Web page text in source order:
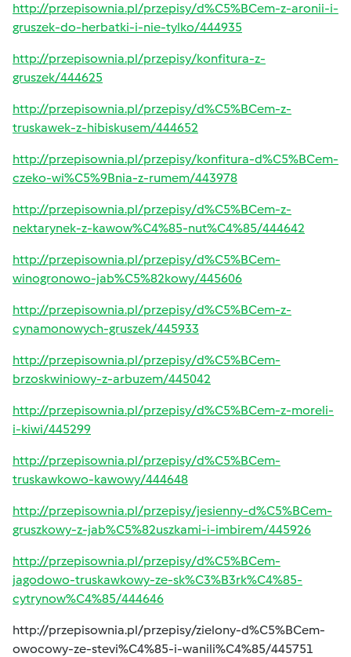
http://przepisownia.pl/przepisy/d%C5%BCem-z-aronii-i-
gruszek-do-herbatki-i-nie-tylko/444935
http://przepisownia.pl/przepisy/konfitura-z-
gruszek/444625
http://przepisownia.pl/przepisy/d%C5%BCem-z-
truskawek-z-hibiskusem/444652
http://przepisownia.pl/przepisy/konfitura-d%C5%BCem-
czeko-wi%C5%9Bnia-z-rumem/443978
http://przepisownia.pl/przepisy/d%C5%BCem-z-
nektarynek-z-kawow%C4%85-nut%C4%85/444642
http://przepisownia.pl/przepisy/d%C5%BCem-
winogronowo-jab%C5%82kowy/445606
http://przepisownia.pl/przepisy/d%C5%BCem-z-
cynamonowych-gruszek/445933
http://przepisownia.pl/przepisy/d%C5%BCem-
brzoskwiniowy-z-arbuzem/445042
http://przepisownia.pl/przepisy/d%C5%BCem-z-moreli-
i-kiwi/445299
http://przepisownia.pl/przepisy/d%C5%BCem-
truskawkowo-kawowy/444648
http://przepisownia.pl/przepisy/jesienny-d%C5%BCem-
gruszkowy-z-jab%C5%82uszkami-i-imbirem/445926
http://przepisownia.pl/przepisy/d%C5%BCem-
jagodowo-truskawkowy-ze-sk%C3%B3rk%C4%85-
cytrynow%C4%85/444646
http://przepisownia.pl/przepisy/zielony-d%C5%BCem-
owocowy-ze-stevi%C4%85-i-wanili%C4%85/445751